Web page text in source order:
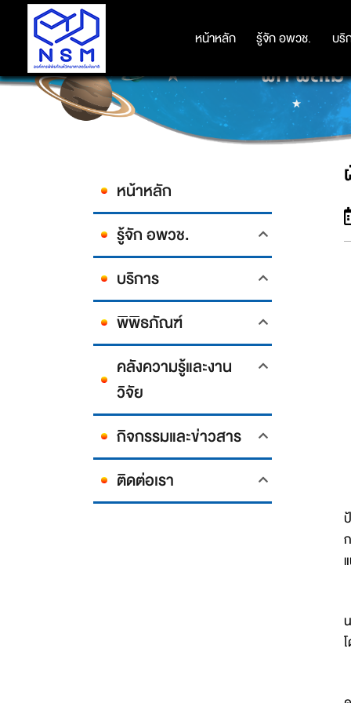
หน้าหลัก รู้จัก อพวช. บริ
หน้าหลัก รู้จัก อพวช. บริ
ผัก ผลไม้
หน้าหลัก
รู้จัก อพวช.
บริการ
พิพิธภัณฑ์
คลังความรู้และงาน
วิจัย
กิจกรรมและข่าวสาร
ติดต่อเรา